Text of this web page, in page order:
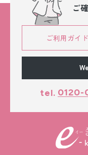
ご
ご利用ガイド
tel. 0120-